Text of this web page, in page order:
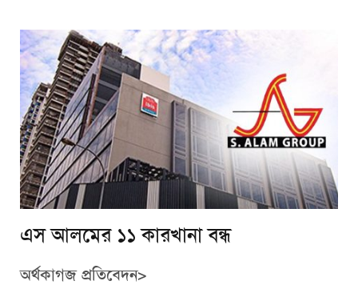
এস আলমের ১১ কারখানা বন্ধ
অর্থকাগজ প্রতিবেদন>